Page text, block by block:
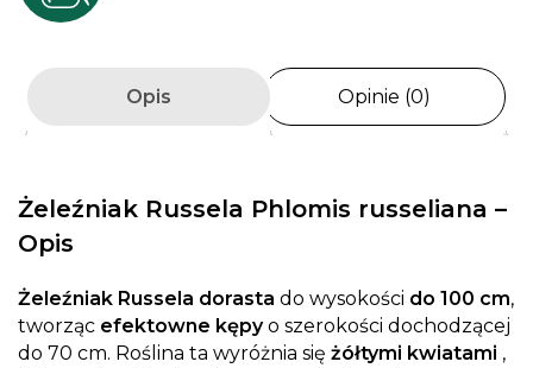
Opis Opinie (0)
Żeleźniak Russela Phlomis russeliana –
Opis
Żeleźniak Russela dorasta do wysokości do 100 cm,
tworząc efektowne kępyo szerokości dochodzącej
do 70 cm. Roślina ta wyróżnia się żółtymi kwiatami ,